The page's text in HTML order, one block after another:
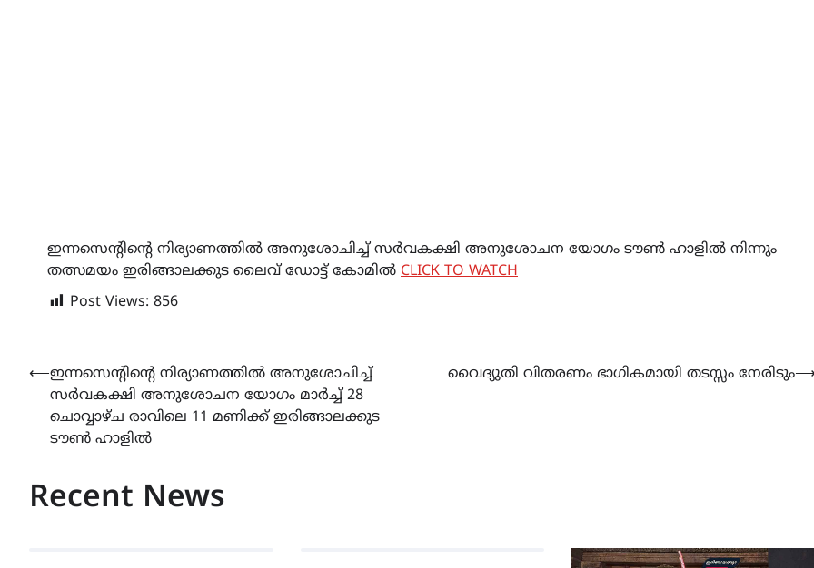
ഇന്നസെന്റിന്റെ നിര്യാണത്തിൽ അനുശോചിച്ച് സർവകക്ഷി അനുശോചന യോഗം ടൗൺ ഹാളിൽ നിന്നും
തത്സമയം ഇരിങ്ങാലക്കുട ലൈവ് ഡോട്ട് കോമിൽ CLICK TO WATCH
Post Views: 856
Post
navigation
⟵ഇന്നസെന്റിന്റെ നിര്യാണത്തിൽ അനുശോചിച്ച്
സർവകക്ഷി അനുശോചന യോഗം മാർച്ച് 28
ചൊവ്വാഴ്ച രാവിലെ 11 മണിക്ക് ഇരിങ്ങാലക്കുട
ടൗൺ ഹാളിൽ
വൈദ്യുതി വിതരണം ഭാഗികമായി തടസ്സം നേരിടും
Recent News
സർഗ്ഗസാഹിതി-